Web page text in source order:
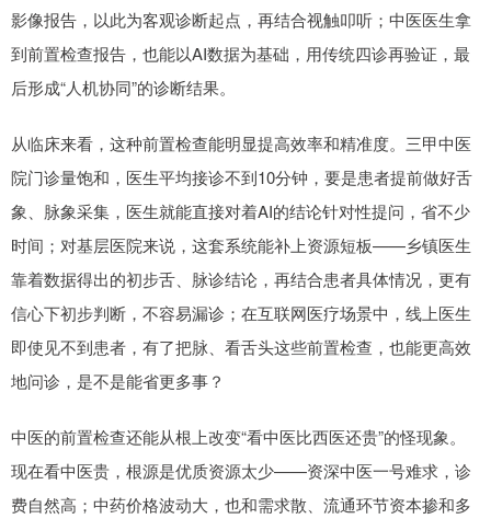
影像报告，以此为客观诊断起点，再结合视触叩听；中医医生拿
到前置检查报告，也能以AI数据为基础，用传统四诊再验证，最
后形成“人机协同”的诊断结果。
从临床来看，这种前置检查能明显提高效率和精准度。三甲中医
院门诊量饱和，医生平均接诊不到10分钟，要是患者提前做好舌
象、脉象采集，医生就能直接对着AI的结论针对性提问，省不少
时间；对基层医院来说，这套系统能补上资源短板——乡镇医生
靠着数据得出的初步舌、脉诊结论，再结合患者具体情况，更有
信心下初步判断，不容易漏诊；在互联网医疗场景中，线上医生
即使见不到患者，有了把脉、看舌头这些前置检查，也能更高效
地问诊，是不是能省更多事？
中医的前置检查还能从根上改变“看中医比西医还贵”的怪现象。
现在看中医贵，根源是优质资源太少——资深中医一号难求，诊
费自然高；中药价格波动大，也和需求散、流通环节资本掺和多